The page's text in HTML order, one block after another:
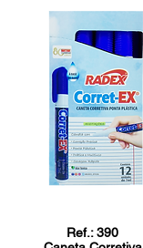
Ref.: 390